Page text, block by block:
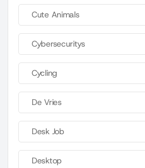
Cute Animals
Cybersecuritys
Cycling
De Vries
Desk Job
Desktop